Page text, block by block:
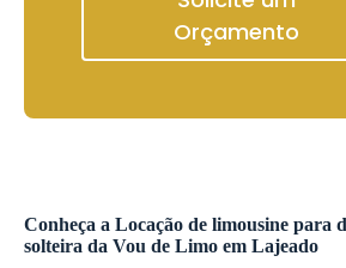
Orçamento
Conheça a Locação de limousine para
solteira da Vou de Limo em Lajeado